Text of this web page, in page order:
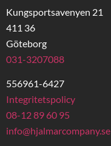
Kungsportsavenyen 21
411 36
Göteborg
031-3207088
556961-6427
Integritetspolicy
08-12 89 60 95
info@hjalmarcompany.se